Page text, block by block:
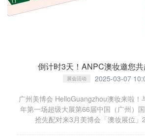
倒计时3天！ANPC澳妆邀您
展会活动 2025-03-07
广州美博会 HelloGuangzhou澳妆来啦！与“美”有约，共赴开
年第一场超级大展第66届中国（广州）
抢先配对来3月美博会「澳妆展位」